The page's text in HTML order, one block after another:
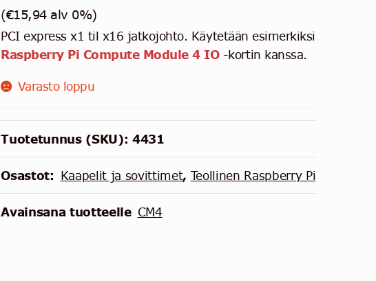
(€15,94alv 0%)
PCI express x1 til x16 jatkojohto. Käytetään esimerkiksi
Raspberry Pi Compute Module 4 IO-kortin kanssa.
Varasto loppu
Tuotetunnus (SKU): 4431
Osastot: Kaapelit ja sovittimet, Teollinen Raspberry Pi
Avainsana tuotteelle CM4